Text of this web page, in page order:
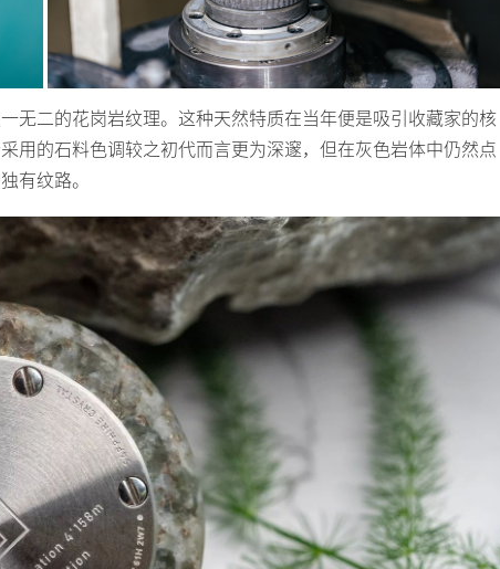
无二的花岗岩纹理。这种天然特质在当年便是吸引收藏家的核
用的石料色调较之初代而言更为深邃，但在灰色岩体中仍然点
有纹路。